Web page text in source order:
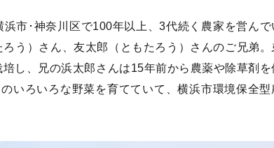
市･神奈川区で100年以上、3代続く農家を営んで
う）さん、友太郎（ともたろう）さんのご兄弟。
し、兄の浜太郎さんは15年前から農薬や除草剤を
いろいろな野菜を育てていて、横浜市環境保全型